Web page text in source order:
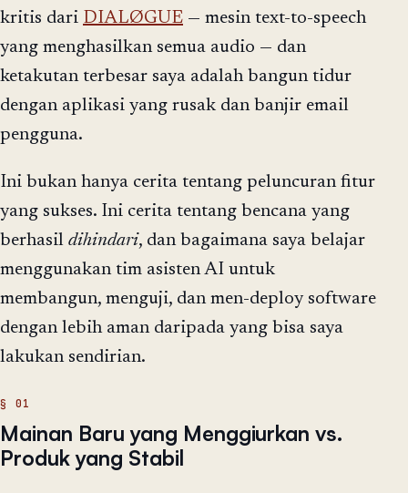
kritis dari DIALØGUE — mesin text-to-speech
yang menghasilkan semua audio — dan
ketakutan terbesar saya adalah bangun tidur
dengan aplikasi yang rusak dan banjir email
pengguna.
Ini bukan hanya cerita tentang peluncuran fitur
yang sukses. Ini cerita tentang bencana yang
berhasil dihindari, dan bagaimana saya belajar
menggunakan tim asisten AI untuk
membangun, menguji, dan men-deploy software
dengan lebih aman daripada yang bisa saya
lakukan sendirian.
Mainan Baru yang Menggiurkan vs.
Produk yang Stabil